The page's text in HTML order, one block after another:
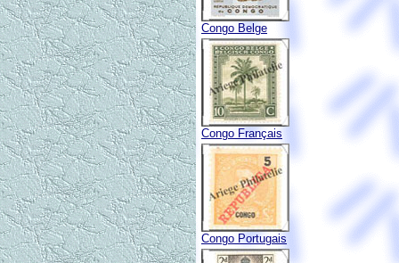
Congo Belge
Congo Français
Congo Portugais